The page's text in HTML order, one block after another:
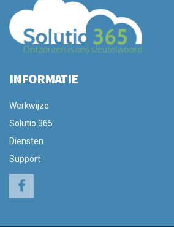
INFORMATIE
Werkwijze
Solutio 365
Diensten
Support